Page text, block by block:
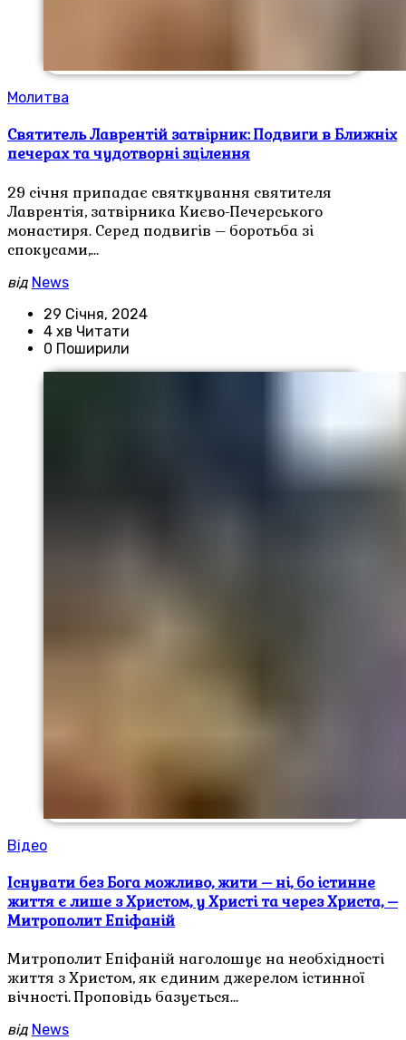
Молитва
Святитель Лаврентій затвірник: Подвиги в Ближніх
печерах та чудотворні зцілення
29 січня припадає святкування святителя
Лаврентія, затвірника Києво-Печерського
монастиря. Серед подвигів – боротьба зі
спокусами,…
від News
29 Січня, 2024
4 хв Читати
0 Поширили
Відео
Існувати без Бога можливо, жити – ні, бо істинне
життя є лише з Христом, у Христі та через Христа, –
Митрополит Епіфаній
Митрополит Епіфаній наголошує на необхідності
життя з Христом, як єдиним джерелом істинної
вічності. Проповідь базується…
від News